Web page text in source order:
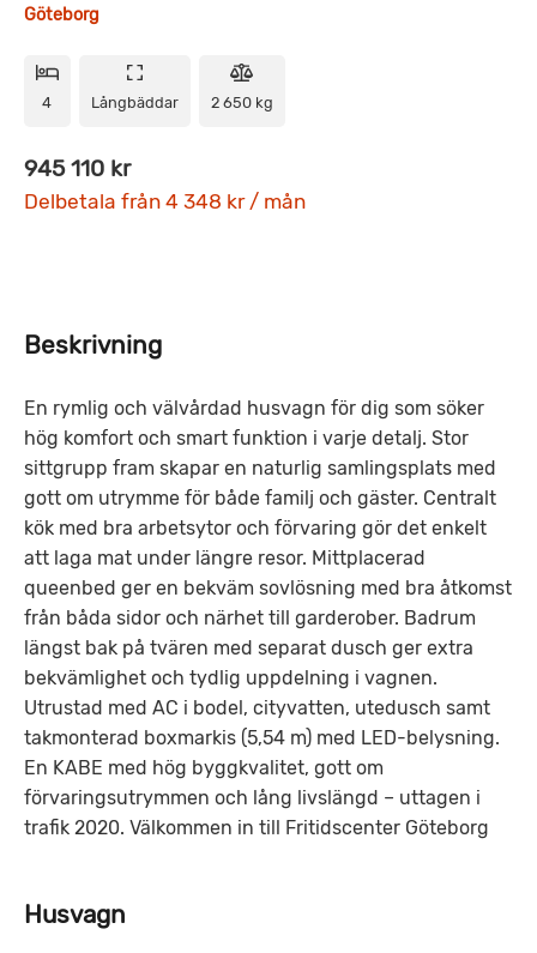
Göteborg
4 Långbäddar 2 650 kg
945 110 kr
Delbetala från 4 348 kr / mån
Beskrivning
En rymlig och välvårdad husvagn för dig som söker
hög komfort och smart funktion i varje detalj. Stor
sittgrupp fram skapar en naturlig samlingsplats med
gott om utrymme för både familj och gäster. Centralt
kök med bra arbetsytor och förvaring gör det enkelt
att laga mat under längre resor. Mittplacerad
queenbed ger en bekväm sovlösning med bra åtkomst
från båda sidor och närhet till garderober. Badrum
längst bak på tvären med separat dusch ger extra
bekvämlighet och tydlig uppdelning i vagnen.
Utrustad med AC i bodel, cityvatten, utedusch samt
takmonterad boxmarkis (5,54 m) med LED-belysning.
En KABE med hög byggkvalitet, gott om
förvaringsutrymmen och lång livslängd – uttagen i
trafik 2020. Välkommen in till Fritidscenter Göteborg
Husvagn